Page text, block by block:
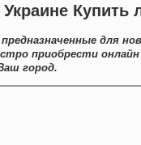
Украине
предназначенные для
приобрести
город.